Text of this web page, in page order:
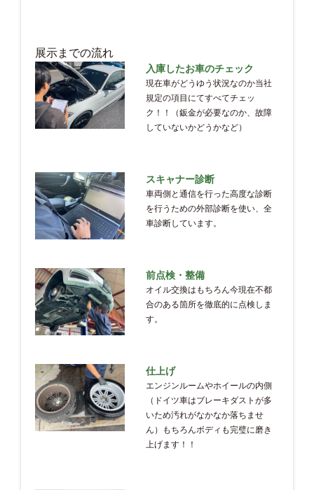
展示までの流れ
入庫したお車のチェック
現在車がどうゆう状況なのか当社
規定の項目にてすべてチェッ
ク！！（鈑金が必要なのか、故障
していないかどうかなど）
スキャナー診断
車両側と通信を行った高度な診断
を行うための外部診断を使い、全
車診断しています。
前点検・整備
オイル交換はもちろん今現在不都
合のある箇所を徹底的に点検しま
す。
仕上げ
エンジンルームやホイールの内側
（ドイツ車はブレーキダストが多
いため汚れがなかなか落ちませ
ん）もちろんボディも完璧に磨き
上げます！！